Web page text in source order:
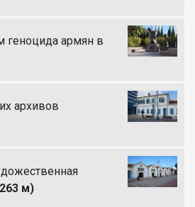
геноцида армян в
архивов
м)